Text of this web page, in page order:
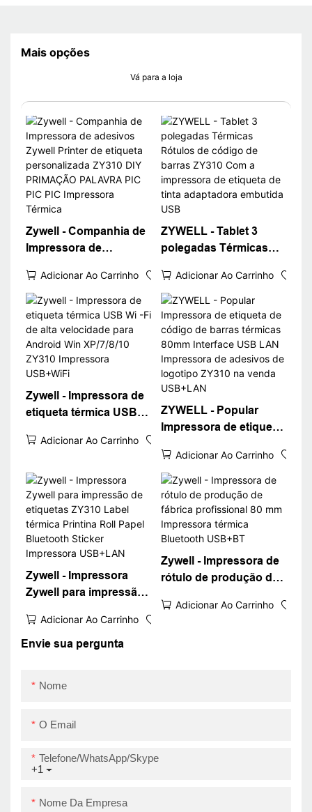
Mais opções
Vá para a loja
Zywell - Companhia de
Impressora de
de etiqueta
personalizada ZY310
DIY PRIMAÇÃO
PALAVRA PIC PIC PIC
Impressora Térmica
Adicionar Ao Carrinho
ZYWELL - Tablet 3
polegadas Térmicas
barras ZY310 Com a
impressora de etiqueta
de tinta adaptadora
embutida USB
Adicionar Ao Carrinho
Zywell - Impressora de
etiqueta térmica USB
velocidade para
ZY310 Impressora
USB+WiFi
Adicionar Ao Carrinho
ZYWELL - Popular
Impressora de etiqueta
térmicas 80mm
Interface USB LAN
Impressora de
adesivos de logotipo
ZY310 na venda
USB+LAN
Adicionar Ao Carrinho
Zywell - Impressora
Zywell para impressão
Label térmica Printina
Roll Papel Bluetooth
Adicionar Ao Carrinho
Zywell - Impressora de
rótulo de produção de
mm Impressora térmica
Adicionar Ao Carrinho
Envie sua pergunta
Nome
O Email
+1
Telefone/WhatsApp/Skype
Nome Da Empresa